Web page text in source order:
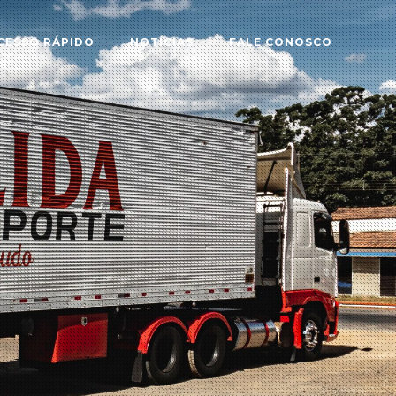
RÁPIDO NOTÍCIAS FALE CONOSCO